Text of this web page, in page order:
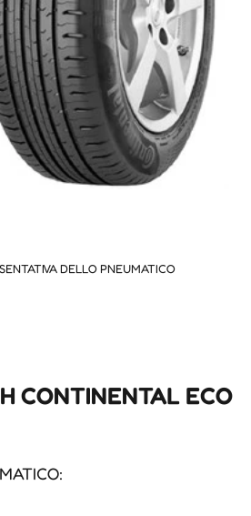
DELLO PNEUMATICO
CONTINENTAL ECO